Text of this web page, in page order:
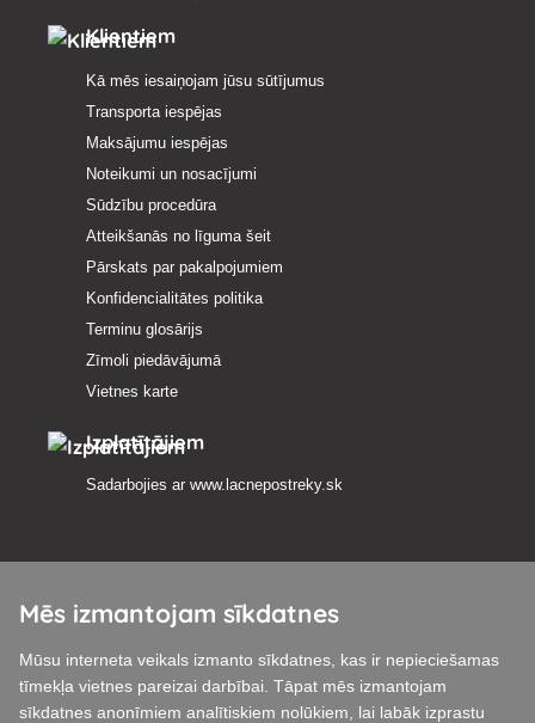
Klientiem
Kā mēs iesaiņojam jūsu sūtījumus
Transporta iespējas
Maksājumu iespējas
Noteikumi un nosacījumi
Sūdzību procedūra
Atteikšanās no līguma šeit
Pārskats par pakalpojumiem
Konfidencialitātes politika
Terminu glosārijs
Zīmoli piedāvājumā
Vietnes karte
Izplatītājiem
Sadarbojies ar www.lacnepostreky.sk
Mēs vienmēr sniegsim jums ekspertu konsultācijas
Sūdzības tiek izskatītas 24 stundu laikā
Mēs izmantojam sīkdatnes
Mūsu interneta veikals izmanto sīkdatnes, kas ir nepieciešamas
tīmekļa vietnes pareizai darbībai. Tāpat mēs izmantojam
sīkdatnes anonīmiem analītiskiem nolūkiem, lai labāk izprastu